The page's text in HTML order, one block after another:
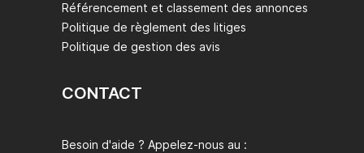
Référencement et classement des annonces
Politique de règlement des litiges
Politique de gestion des avis
CONTACT
Besoin d'aide ? Appelez-nous au :